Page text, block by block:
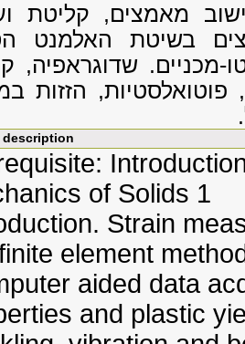
מאמצים, קליטת
בשיטת האלמנט
מכניים. שדוגראפיה,
הזזות
description
of Solids 1
Strain
element
aided data
and plastic